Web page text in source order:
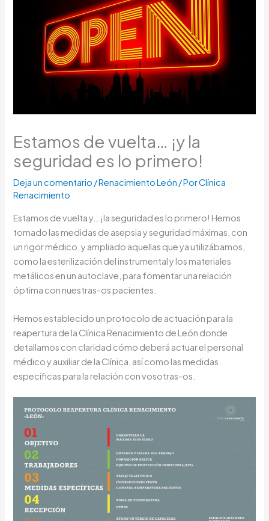
Estamos de vuelta… ¡y la
seguridad es lo primero!
Deja un comentario /Renacimiento León / PorClínica
Renacimiento
Estamos de vuelta y… ¡la seguridad es lo primero! Hemos
tomado las medidas de asepsia y seguridad máximas, con
un rigor médico, y ampliado aquellas que ya utilizábamos,
como la esterilización del instrumental y los materiales
metálicos en un autoclave, para fomentar una relación
óptima con nuestras-os pacientes.
Hemos establecido un protocolo de actuación para la
reapertura de la Clínica Renacimiento de León donde
detallamos con claridad cómo deberá actuar el personal
médico y auxiliar de la Clínica, así como las medidas
específicas para la relación con vosotras-os.